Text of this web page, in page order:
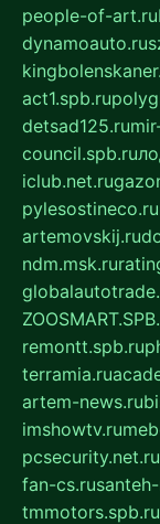
people-of-art.ru
dynamoauto.ru
act1.spb.ru
detsad125.ru
council.spb.ru
iclub.net.ru
pylesostineco.ru
artemovskij.ru
ndm.msk.ru
remontt.spb.ru
terramia.ru
artem-news.ru
imshowtv.ru
pcsecurity.net.ru
fan-cs.ru
tmmotors.spb.ru